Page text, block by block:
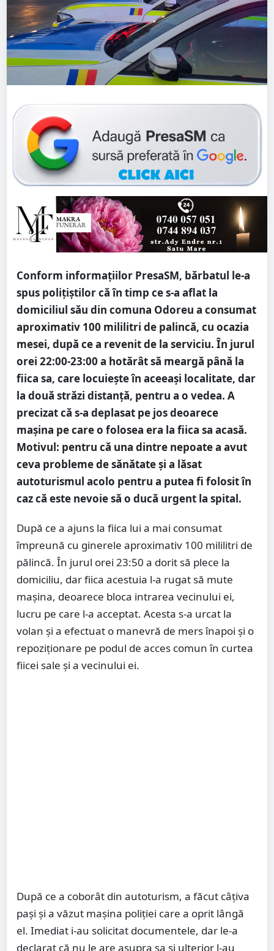
Conform informațiilor PresaSM, bărbatul le-a
spus polițiștilor că în timp ce s-a aflat la
domiciliul său din comuna Odoreu a consumat
aproximativ 100 mililitri de palincă, cu ocazia
mesei, după ce a revenit de la serviciu. În jurul
orei 22:00-23:00 a hotărât să meargă până la
fiica sa, care locuiește în aceeași localitate, dar
la două străzi distanță, pentru a o vedea. A
precizat că s-a deplasat pe jos deoarece
mașina pe care o folosea era la fiica sa acasă.
Motivul: pentru că una dintre nepoate a avut
ceva probleme de sănătate și a lăsat
autoturismul acolo pentru a putea fi folosit în
caz că este nevoie să o ducă urgent la spital.
După ce a ajuns la fiica lui a mai consumat
împreună cu ginerele aproximativ 100 mililitri de
pălincă. În jurul orei 23:50 a dorit să plece la
domiciliu, dar fiica acestuia l-a rugat să mute
mașina, deoarece bloca intrarea vecinului ei,
lucru pe care l-a acceptat. Acesta s-a urcat la
volan și a efectuat o manevră de mers înapoi și o
repoziționare pe podul de acces comun în curtea
fiicei sale și a vecinului ei.
După ce a coborât din autoturism, a făcut câțiva
pași și a văzut mașina poliției care a oprit lângă
el. Imediat i-au solicitat documentele, dar le-a
declarat că nu le are asupra sa și ulterior l-au